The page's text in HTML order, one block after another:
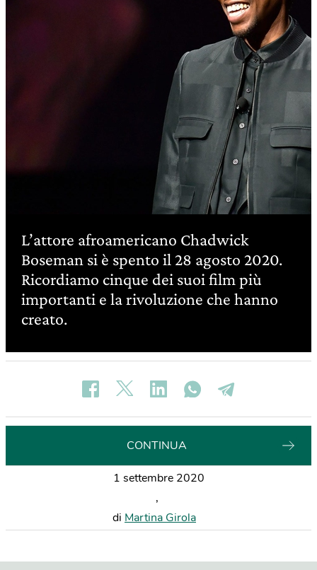
L’attore afroamericano Chadwick
Boseman si è spento il 28 agosto 2020.
Ricordiamo cinque dei suoi film più
importanti e la rivoluzione che hanno
creato.
CONTINUA
1 settembre 2020
,
di Martina Girola